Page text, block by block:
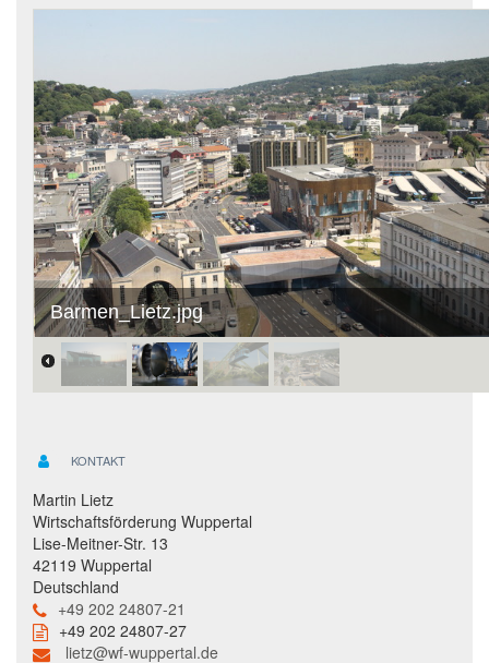
Barmen_Lietz.jpg
KONTAKT
Martin Lietz
Wirtschaftsförderung Wuppertal
Lise-Meitner-Str. 13
42119 Wuppertal
Deutschland
+49 202 24807-21
+49 202 24807-27
lietz@wf-wuppertal.de